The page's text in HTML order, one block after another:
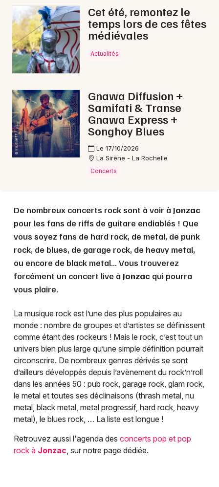
Choisir mes départements
Mon email
Je m'abonne
Cet été, remontez le
temps lors de ces fêtes
médiévales
Actualités
Gnawa Diffusion +
Samifati & Transe
Gnawa Express +
Songhoy Blues
Le 17/10/2026
La Sirène - La Rochelle
Concerts
De nombreux concerts rock sont à voir à Jonzac
pour les fans de riffs de guitare endiablés ! Que
vous soyez fans de hard rock, de metal, de punk
rock, de blues, de garage rock, de heavy metal,
ou encore de black metal... Vous trouverez
forcément un concert live à Jonzac qui pourra
vous plaire.
La musique rock est l’une des plus populaires au
monde : nombre de groupes et d’artistes se définissent
comme étant des rockeurs ! Mais le rock, c’est tout un
univers bien plus large qu’une simple définition pourrait
circonscrire. De nombreux genres dérivés se sont
d’ailleurs développés depuis l’avènement du rock’n’roll
dans les années 50 : pub rock, garage rock, glam rock,
le metal et toutes ses déclinaisons (thrash metal, nu
metal, black metal, metal progressif, hard rock, heavy
metal), le blues rock, … La liste est longue !
Retrouvez aussi l'agenda des concerts pop et pop
rock à Jonzac, sur notre page dédiée.